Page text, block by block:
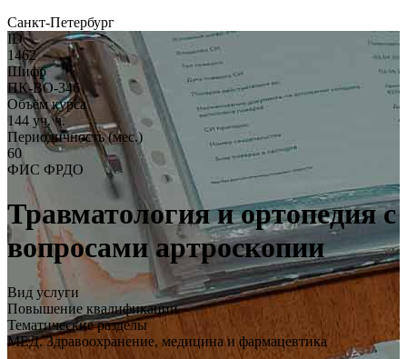
Санкт-Петербург
ID
1462
Шифр
ПК-ВО-346
Объём курса
144 уч. ч.
Периодичность (мес.)
60
ФИС ФРДО
Травматология и ортопедия с
вопросами артроскопии
Вид услуги
Повышение квалификации
Тематические разделы
МЕД. Здравоохранение, медицина и фармацевтика